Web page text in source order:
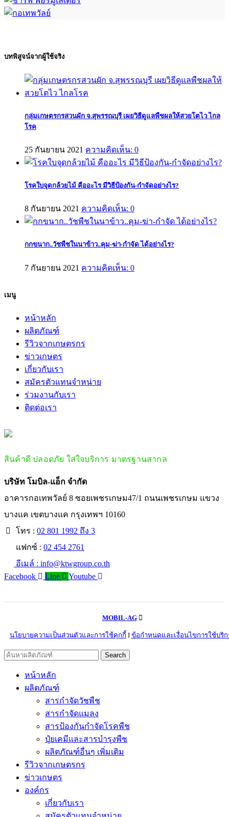
บทพิสูจน์จากผู้ใช้จริง
กลุ่มเกษตรกรสวนผัก จ.สุพรรณบุรี เผยวิธีดูแลพืชผลให้สวยโตไว ไกล
โรค
25 กันยายน 2021 ความคิดเห็น: 0
โรคใบจุดกล้วยไม้ คืออะไร มีวิธีป้องกัน-กำจัดอย่างไร?
8 กันยายน 2021 ความคิดเห็น: 0
กกขนาก..วัชพืชในนาข้าว..คุม-ฆ่า-กำจัด ได้อย่างไร?
7 กันยายน 2021 ความคิดเห็น: 0
เมนู
หน้าหลัก
ผลิตภัณฑ์
รีวิวจากเกษตรกร
ข่าวเกษตร
เกี่ยวกับเรา
สมัครตัวแทนจำหน่าย
ร่วมงานกับเรา
ติดต่อเรา
สินค้าดี ปลอดภัย ใส่ใจบริการ มาตรฐานสากล
บริษัท โมบิล-แอ็ก จำกัด
อาคารกอเทพวัลย์ 8 ซอยเพชรเกษม47/1 ถนนเพชรเกษม แขวง
บางแค เขตบางแค กรุงเทพฯ 10160
โทร : 02 801 1992 ถึง 3
แฟกซ์ : 02 454 2761
อีเมล์ : info@ktwgroup.co.th
Facebook
Line Youtube
MOBIL-AG
นโยบายความเป็นส่วนตัวและการใช้คุกกี้ I ข้อกำหนดและเงื่อนไขการใช้บริก
Search
หน้าหลัก
ผลิตภัณฑ์
สารกำจัดวัชพืช
สารกำจัดแมลง
สารป้องกันกำจัดโรคพืช
ปุ๋ยเคมีและสารบำรุงพืช
ผลิตภัณฑ์อื่นๆ เพิ่มเติม
รีวิวจากเกษตรกร
ข่าวเกษตร
องค์กร
เกี่ยวกับเรา